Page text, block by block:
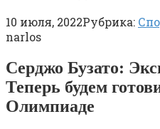
10 июля, 2022Рубрика:
narlos
Серджо Бузато:
Теперь будем
Олимпиаде